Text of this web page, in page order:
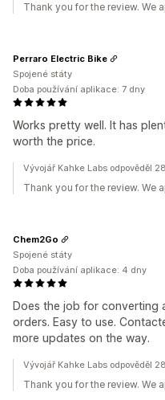
Thank you for the review. We
Works pretty well. It has
worth the price.
Perraro Electric Bike
Spojené státy
Doba používání aplikace: 7 dny
Vývojář Kahke Labs odpověděl
Thank you for the review. We
Does the job for
orders. Easy to use.
more updates on the way.
Chem2Go
Spojené státy
Doba používání aplikace: 4 dny
Vývojář Kahke Labs odpověděl
Thank you for the review. We